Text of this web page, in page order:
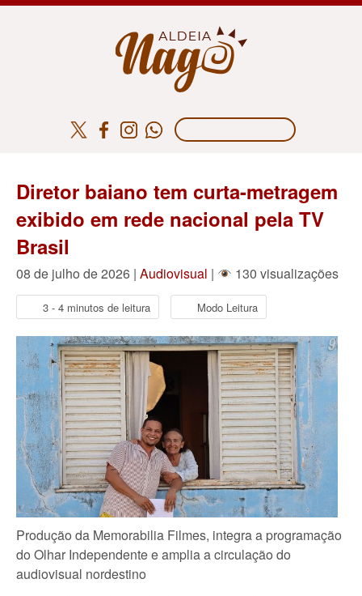
Diretor baiano tem curta-metragem
exibido em rede nacional pela TV
Brasil
08 de julho de 2026 | Audiovisual | 130 visualizações
3 - 4 minutos de leitura Modo Leitura
Produção da Memorabilia Filmes, integra a programação
do Olhar Independente e amplia a circulação do
audiovisual nordestino